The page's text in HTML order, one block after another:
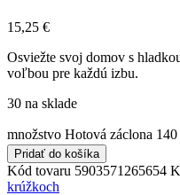
15,25 €
Osviežte svoj domov s
voľbou pre každú izbu.
30 na sklade
množstvo Hotová záclona
Pridať do košíka
Kód tovaru 5903571265654
krúžkoch